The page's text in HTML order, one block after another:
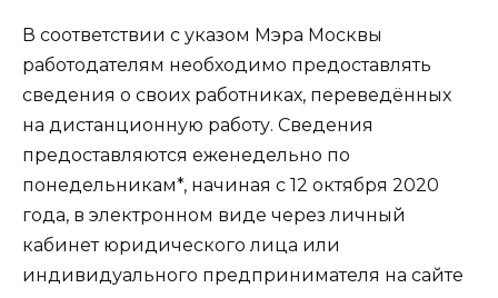
В соответствии с указом Мэра Москвы
работодателям необходимо предоставлять
сведения о своих работниках, переведённых
на дистанционную работу. Сведения
предоставляются еженедельно по
понедельникам*, начиная с 12 октября 2020
года, в электронном виде через личный
кабинет юридического лица или
индивидуального предпринимателя на сайте